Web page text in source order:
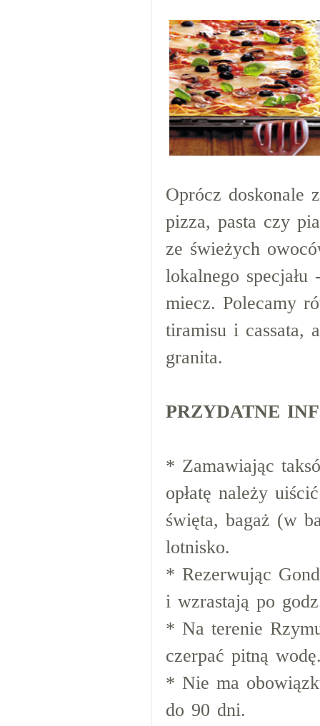
Oprócz doskonale
pizza, pasta czy
ze świeżych
lokalnego
miecz. Polecamy
tiramisu i cassata,
granita.
PRZYDATNE
* Zamawiając
opłatę należy
święta, bagaż (w
lotnisko.
* Rezerwując
i wzrastają po
* Na terenie
czerpać pitną
* Nie ma
do 90 dni.